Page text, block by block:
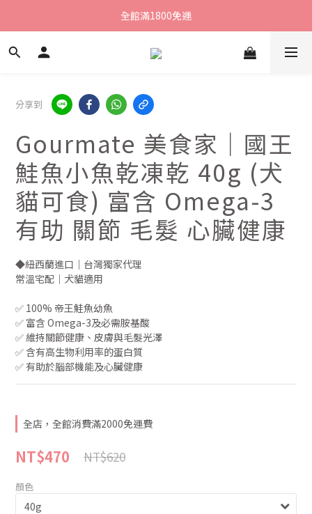
新朋友領購物金$100 點我去領▸
全館滿1800免運
新朋友領購物金$100 點我去領▸
分享到
Gourmate 美食家｜國王
鮭魚小魚乾凍乾 40g (犬
貓可食) 富含 Omega-3
有助 關節 毛髮 心臟健康
◆紐西蘭進口｜台灣獨家代理
常溫宅配｜犬貓適用
✅ 100% 帝王鮭魚幼魚
✅ 富含 Omega-3及必需胺基酸
✅ 維持關節健康、皮膚與毛髮光澤
✅ 含有高生物利用率的蛋白質
✅ 有助於腦部機能及心臟健康
全店，全館消費滿2000免運費
NT$620
NT$470
顏色